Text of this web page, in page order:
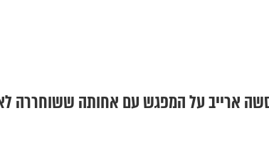
ארייב על המפגש עם אחותה ששוחררה